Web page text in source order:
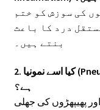
کی سوزش کو ختم
درد کا باعث
بنتے ہیں۔
2. کیا اسے نمونیا (Pneumonia) کے دوران لیا جا سکتا
ہے؟
اور پھیپھڑوں کی جھلی